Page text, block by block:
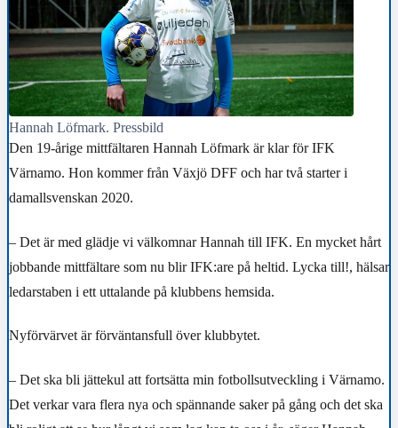
Hannah Löfmark. Pressbild
Den 19-årige mittfältaren Hannah Löfmark är klar för IFK
Värnamo. Hon kommer från Växjö DFF och har två starter i
damallsvenskan 2020.
– Det är med glädje vi välkomnar Hannah till IFK. En mycket hårt
jobbande mittfältare som nu blir IFK:are på heltid. Lycka till!, hälsar
ledarstaben i ett uttalande på klubbens hemsida.
Nyförvärvet är förväntansfull över klubbytet.
– Det ska bli jättekul att fortsätta min fotbollsutveckling i Värnamo.
Det verkar vara flera nya och spännande saker på gång och det ska